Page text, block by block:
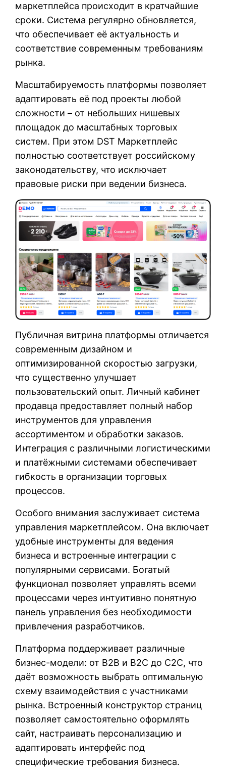
маркетплейса происходит в кратчайшие
сроки. Система регулярно обновляется,
что обеспечивает её актуальность и
соответствие современным требованиям
рынка.
Масштабируемость платформы позволяет
адаптировать её под проекты любой
сложности – от небольших нишевых
площадок до масштабных торговых
систем. При этом DST Маркетплейс
полностью соответствует российскому
законодательству, что исключает
правовые риски при ведении бизнеса.
Публичная витрина платформы отличается
современным дизайном и
оптимизированной скоростью загрузки,
что существенно улучшает
пользовательский опыт. Личный кабинет
продавца предоставляет полный набор
инструментов для управления
ассортиментом и обработки заказов.
Интеграция с различными логистическими
и платёжными системами обеспечивает
гибкость в организации торговых
процессов.
Особого внимания заслуживает система
управления маркетплейсом. Она включает
удобные инструменты для ведения
бизнеса и встроенные интеграции с
популярными сервисами. Богатый
функционал позволяет управлять всеми
процессами через интуитивно понятную
панель управления без необходимости
привлечения разработчиков.
Платформа поддерживает различные
бизнес-модели: от B2B и B2C до C2C, что
даёт возможность выбрать оптимальную
схему взаимодействия с участниками
рынка. Встроенный конструктор страниц
позволяет самостоятельно оформлять
сайт, настраивать персонализацию и
адаптировать интерфейс под
специфические требования бизнеса.